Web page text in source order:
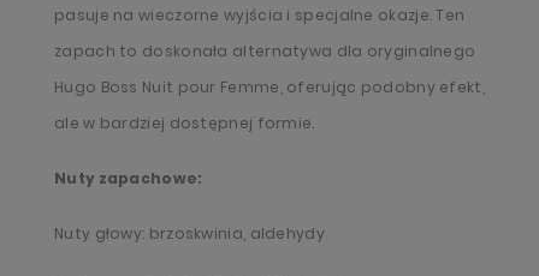
pasuje na wieczorne wyjścia i specjalne okazje. Ten
zapach to doskonała alternatywa dla oryginalnego
Hugo Boss Nuit pour Femme, oferując podobny efekt,
ale w bardziej dostępnej formie.
Nuty zapachowe:
Nuty głowy: brzoskwinia, aldehydy